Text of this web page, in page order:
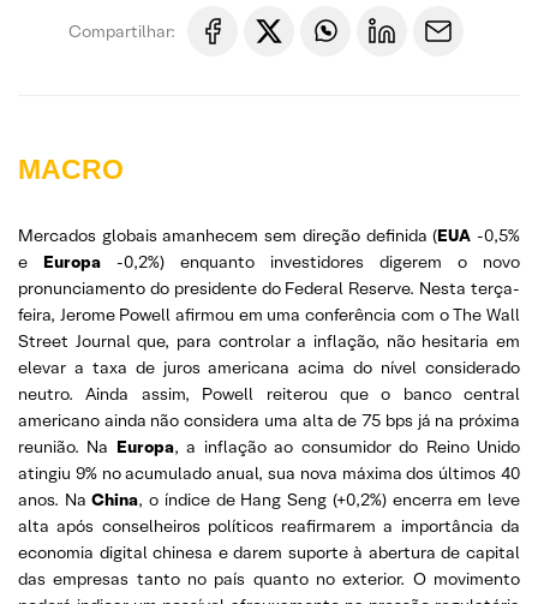
Compartilhar:
MACRO
Mercados globais amanhecem sem direção definida (EUA -0,5%
e Europa -0,2%) enquanto investidores digerem o novo
pronunciamento do presidente do Federal Reserve. Nesta terça-
feira, Jerome Powell afirmou em uma conferência com o The Wall
Street Journal que, para controlar a inflação, não hesitaria em
elevar a taxa de juros americana acima do nível considerado
neutro. Ainda assim, Powell reiterou que o banco central
americano ainda não considera uma alta de 75 bps já na próxima
reunião. Na Europa, a inflação ao consumidor do Reino Unido
atingiu 9% no acumulado anual, sua nova máxima dos últimos 40
anos. NaChina, o índice de Hang Seng (+0,2%) encerra em leve
alta após conselheiros políticos reafirmarem a importância da
economia digital chinesa e darem suporte à abertura de capital
das empresas tanto no país quanto no exterior. O movimento